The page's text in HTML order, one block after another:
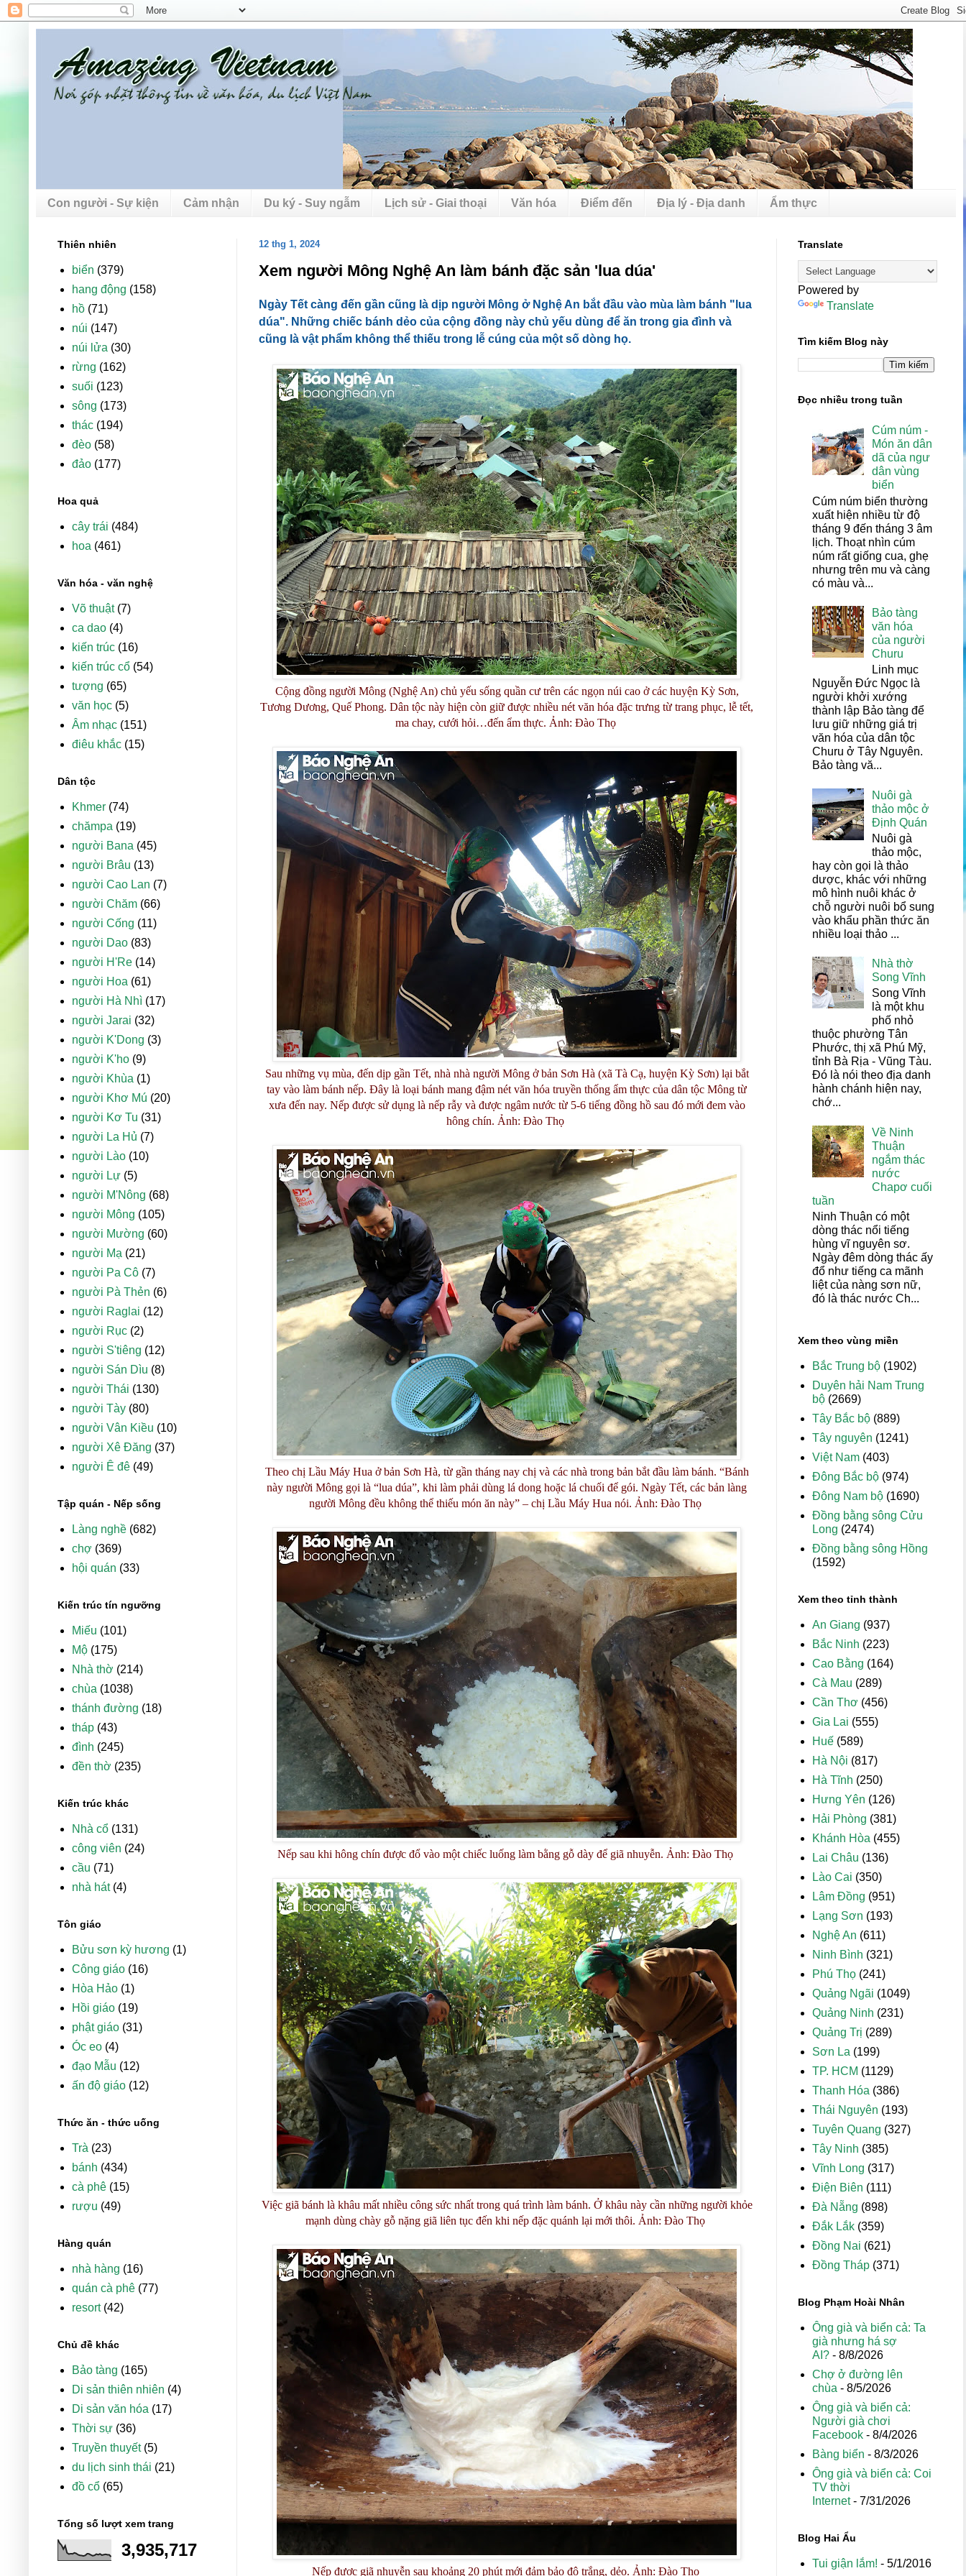
Con người - Sự kiện Cảm nhận Du ký - Suy ngẫm Lịch sử - Giai thoại Văn hóa Điểm đến Địa lý - Địa danh Ẩm thực
12 thg 1, 2024
Xem người Mông Nghệ An làm bánh đặc sản 'lua dúa'
Ngày Tết càng đến gần cũng là dịp người Mông ở Nghệ An bắt đầu vào mùa làm bánh "lua
dúa". Những chiếc bánh dẻo của cộng đồng này chủ yếu dùng để ăn trong gia đình và
cũng là vật phẩm không thể thiếu trong lễ cúng của một số dòng họ.
Cộng đồng người Mông (Nghệ An) chủ yếu sống quần cư trên các ngọn núi cao ở các huyện Kỳ Sơn,
Tương Dương, Quế Phong. Dân tộc này hiện còn giữ được nhiều nét văn hóa đặc trưng từ trang phục, lễ tết,
ma chay, cưới hỏi…đến ẩm thực. Ảnh: Đào Thọ
Sau những vụ mùa, đến dịp gần Tết, nhà nhà người Mông ở bản Sơn Hà (xã Tà Cạ, huyện Kỳ Sơn) lại bắt
tay vào làm bánh nếp. Đây là loại bánh mang đậm nét văn hóa truyền thống ẩm thực của dân tộc Mông từ
xưa đến nay. Nếp được sử dụng là nếp rẫy và được ngâm nước từ 5-6 tiếng đồng hồ sau đó mới đem vào
hông chín. Ảnh: Đào Thọ
Theo chị Lầu Máy Hua ở bản Sơn Hà, từ gần tháng nay chị và các nhà trong bản bắt đầu làm bánh. “Bánh
này người Mông gọi là “lua dúa”, khi làm phải dùng lá dong hoặc lá chuối để gói. Ngày Tết, các bản làng
người Mông đều không thể thiếu món ăn này” – chị Lầu Máy Hua nói. Ảnh: Đào Thọ
Nếp sau khi hông chín được đổ vào một chiếc luống làm bằng gỗ dày để giã nhuyễn. Ảnh: Đào Thọ
Việc giã bánh là khâu mất nhiều công sức nhất trong quá trình làm bánh. Ở khâu này cần những người khỏe
mạnh dùng chày gỗ nặng giã liên tục đến khi nếp đặc quánh lại mới thôi. Ảnh: Đào Thọ
Nếp được giã nhuyễn sau khoảng 20 phút mới đảm bảo độ trắng, dẻo. Ảnh: Đào Thọ
Thiên nhiên
biển (379)
hang động (158)
hồ (71)
núi (147)
núi lửa (30)
rừng (162)
suối (123)
sông (173)
thác (194)
đèo (58)
đảo (177)
Hoa quả
cây trái (484)
hoa (461)
Văn hóa - văn nghệ
Võ thuật (7)
ca dao (4)
kiến trúc (16)
kiến trúc cổ (54)
tượng (65)
văn học (5)
Âm nhạc (151)
điêu khắc (15)
Dân tộc
Khmer (74)
chămpa (19)
người Bana (45)
người Brâu (13)
người Cao Lan (7)
người Chăm (66)
người Cống (11)
người Dao (83)
người H'Re (14)
người Hoa (61)
người Hà Nhì (17)
người Jarai (32)
người K'Dong (3)
người K'ho (9)
người Khùa (1)
người Khơ Mú (20)
người Kơ Tu (31)
người La Hủ (7)
người Lào (10)
người Lự (5)
người M'Nông (68)
người Mông (105)
người Mường (60)
người Mạ (21)
người Pa Cô (7)
người Pà Thẻn (6)
người Raglai (12)
người Rục (2)
người S'tiêng (12)
người Sán Dìu (8)
người Thái (130)
người Tày (80)
người Vân Kiều (10)
người Xê Đăng (37)
người Ê đê (49)
Tập quán - Nếp sống
Làng nghề (682)
chợ (369)
hội quán (33)
Kiến trúc tín ngưỡng
Miếu (101)
Mộ (175)
Nhà thờ (214)
chùa (1038)
thánh đường (18)
tháp (43)
đình (245)
đền thờ (235)
Kiến trúc khác
Nhà cổ (131)
công viên (24)
cầu (71)
nhà hát (4)
Tôn giáo
Bửu sơn kỳ hương (1)
Công giáo (16)
Hòa Hảo (1)
Hồi giáo (19)
phật giáo (31)
Óc eo (4)
đạo Mẫu (12)
ấn độ giáo (12)
Thức ăn - thức uống
Trà (23)
bánh (434)
cà phê (15)
rượu (49)
Hàng quán
nhà hàng (16)
quán cà phê (77)
resort (42)
Chủ đề khác
Bảo tàng (165)
Di sản thiên nhiên (4)
Di sản văn hóa (17)
Thời sự (36)
Truyền thuyết (5)
du lịch sinh thái (21)
đồ cổ (65)
Tổng số lượt xem trang
3,935,717
Translate
Powered by
Translate
Tìm kiếm Blog này
Đọc nhiều trong tuần
Cúm núm -
Món ăn dân
dã của ngư
dân vùng
biển
Cúm núm biển thường
xuất hiện nhiều từ độ
tháng 9 đến tháng 3 âm
lịch. Thoạt nhìn cúm
núm rất giống cua, ghẹ
nhưng trên mu và càng
có màu và...
Bảo tàng
văn hóa
của người
Churu
Linh mục
Nguyễn Đức Ngọc là
người khởi xướng
thành lập Bảo tàng để
lưu giữ những giá trị
văn hóa của dân tộc
Churu ở Tây Nguyên.
Bảo tàng vă...
Nuôi gà
thảo mộc ở
Định Quán
Nuôi gà
thảo mộc,
hay còn gọi là thảo
dược, khác với những
mô hình nuôi khác ở
chỗ người nuôi bổ sung
vào khẩu phần thức ăn
nhiều loại thảo ...
Nhà thờ
Song Vĩnh
Song Vĩnh
là một khu
phố nhỏ
thuộc phường Tân
Phước, thị xã Phú Mỹ,
tỉnh Bà Rịa - Vũng Tàu.
Đó là nói theo địa danh
hành chánh hiện nay,
chớ...
Về Ninh
Thuận
ngắm thác
nước
Chapơ cuối
tuần
Ninh Thuận có một
dòng thác nổi tiếng
hùng vĩ nguyên sơ.
Ngày đêm dòng thác ấy
đổ như tiếng ca mãnh
liệt của nàng sơn nữ,
đó là thác nước Ch...
Xem theo vùng miền
Bắc Trung bộ (1902)
Duyên hải Nam Trung
bộ (2669)
Tây Bắc bộ (889)
Tây nguyên (1241)
Việt Nam (403)
Đông Bắc bộ (974)
Đông Nam bộ (1690)
Đồng bằng sông Cửu
Long (2474)
Đồng bằng sông Hồng
(1592)
Xem theo tỉnh thành
An Giang (937)
Bắc Ninh (223)
Cao Bằng (164)
Cà Mau (289)
Cần Thơ (456)
Gia Lai (555)
Huế (589)
Hà Nội (817)
Hà Tĩnh (250)
Hưng Yên (126)
Hải Phòng (381)
Khánh Hòa (455)
Lai Châu (136)
Lào Cai (350)
Lâm Đồng (951)
Lạng Sơn (193)
Nghệ An (611)
Ninh Bình (321)
Phú Thọ (241)
Quảng Ngãi (1049)
Quảng Ninh (231)
Quảng Trị (289)
Sơn La (199)
TP. HCM (1129)
Thanh Hóa (386)
Thái Nguyên (193)
Tuyên Quang (327)
Tây Ninh (385)
Vĩnh Long (317)
Điện Biên (111)
Đà Nẵng (898)
Đắk Lắk (359)
Đồng Nai (621)
Đồng Tháp (371)
Blog Phạm Hoài Nhân
Ông già và biển cả: Ta
già nhưng há sợ
AI? - 8/8/2026
Chợ ở đường lên
chùa - 8/5/2026
Ông già và biển cả:
Người già chơi
Facebook - 8/4/2026
Bàng biển - 8/3/2026
Ông già và biển cả: Coi
TV thời
Internet- 7/31/2026
Blog Hai Ẩu
Tui giận lắm! - 5/1/2016